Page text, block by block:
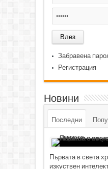
Забравена
Регистрация
Новини
Последни
Първата в света
изкуствен